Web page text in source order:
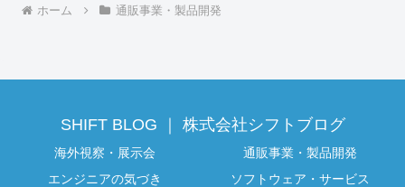
ホーム 通販事業・製品開発
SHIFT BLOG ｜ 株式会社シフトブログ
海外視察・展示会
通販事業・製品開発
エンジニアの気づき
ソフトウェア・サービス